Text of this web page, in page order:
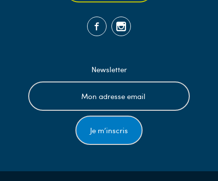
Newsletter
Je m’inscris